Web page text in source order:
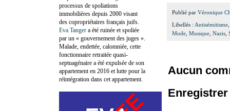
Publié par Véronique
Libellés : Antisémitisme
Mode, Musique, Nazis,
Aucun
processus de spoliations
immobilières depuis 2000 visant
des copropriétaires français juifs.
Eva Tanger a été ruinée et spoliée
par un « gouvernement des juges ».
Malade, endettée, calomniée, cette
fonctionnaire retraitée quasi-
septuagénaire a été expulsée de son
appartement en 2016 et lutte pour la
réintégration dans cet appartement.